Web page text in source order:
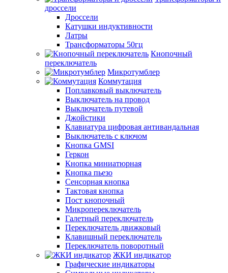
дроссели
Дроссели
Катушки индуктивности
Латры
Трансформаторы 50гц
Кнопочный
переключатель
Микротумблер
Коммутация
Поплавковый выключатель
Выключатель на провод
Выключатель путевой
Джойстики
Клавиатура цифровая антивандальная
Выключатель с ключом
Кнопка GMSI
Геркон
Кнопка миниатюрная
Кнопка пьезо
Сенсорная кнопка
Тактовая кнопка
Пост кнопочный
Микропереключатель
Галетный переключатель
Переключатель движковый
Клавишный переключатель
Переключатель поворотный
ЖКИ индикатор
Графические индикаторы